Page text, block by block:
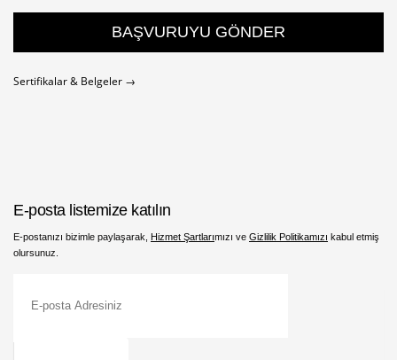
BAŞVURUYU GÖNDER
Sertifikalar & Belgeler →
E-posta listemize katılın
E-postanızı bizimle paylaşarak, Hizmet Şartlarımızı ve Gizlilik Politikamızı kabul etmiş
olursunuz.